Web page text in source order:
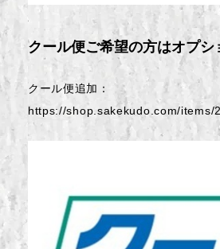
クール便ご希望の方はオプ
クール便追加：
https://shop.sakekudo.com/items/